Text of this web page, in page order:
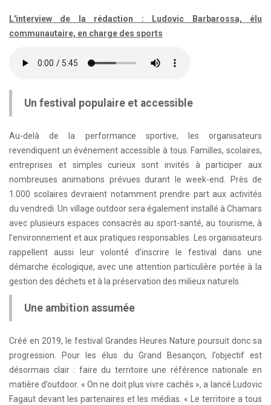
L'interview de la rédaction : Ludovic Barbarossa, élu
communautaire, en charge des sports
Un festival populaire et accessible
Au-delà de la performance sportive, les organisateurs
revendiquent un événement accessible à tous. Familles, scolaires,
entreprises et simples curieux sont invités à participer aux
nombreuses animations prévues durant le week-end. Près de
1.000 scolaires devraient notamment prendre part aux activités
du vendredi. Un village outdoor sera également installé à Chamars
avec plusieurs espaces consacrés au sport-santé, au tourisme, à
l’environnement et aux pratiques responsables. Les organisateurs
rappellent aussi leur volonté d’inscrire le festival dans une
démarche écologique, avec une attention particulière portée à la
gestion des déchets et à la préservation des milieux naturels.
Une ambition assumée
Créé en 2019, le festival Grandes Heures Nature poursuit donc sa
progression. Pour les élus du Grand Besançon, l’objectif est
désormais clair : faire du territoire une référence nationale en
matière d’outdoor. « On ne doit plus vivre cachés », a lancé Ludovic
Fagaut devant les partenaires et les médias. « Le territoire a tous